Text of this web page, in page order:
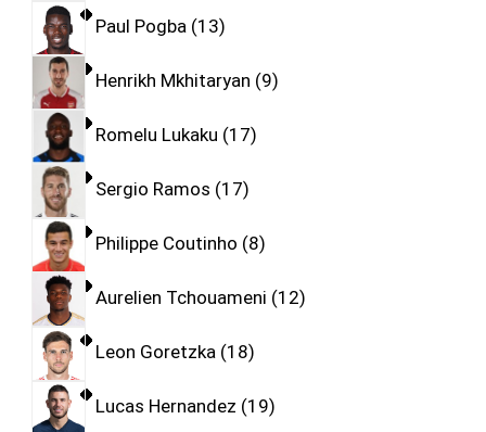
Paul Pogba 13
Henrikh Mkhitaryan 9
Romelu Lukaku 17
Sergio Ramos 17
Philippe Coutinho 8
Aurelien Tchouameni 12
Leon Goretzka 18
Lucas Hernandez 19